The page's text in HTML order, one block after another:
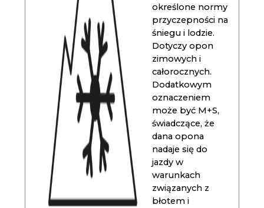
określone normy
przyczepności na
śniegu i lodzie.
Dotyczy opon
zimowych i
całorocznych.
Dodatkowym
oznaczeniem
może być M+S,
świadczące, że
dana opona
nadaje się do
jazdy w
warunkach
związanych z
błotem i